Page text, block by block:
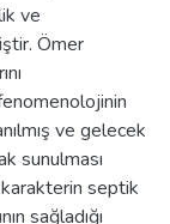
ve
Ömer
ve gelecek
sunulması
septik
sağladığı